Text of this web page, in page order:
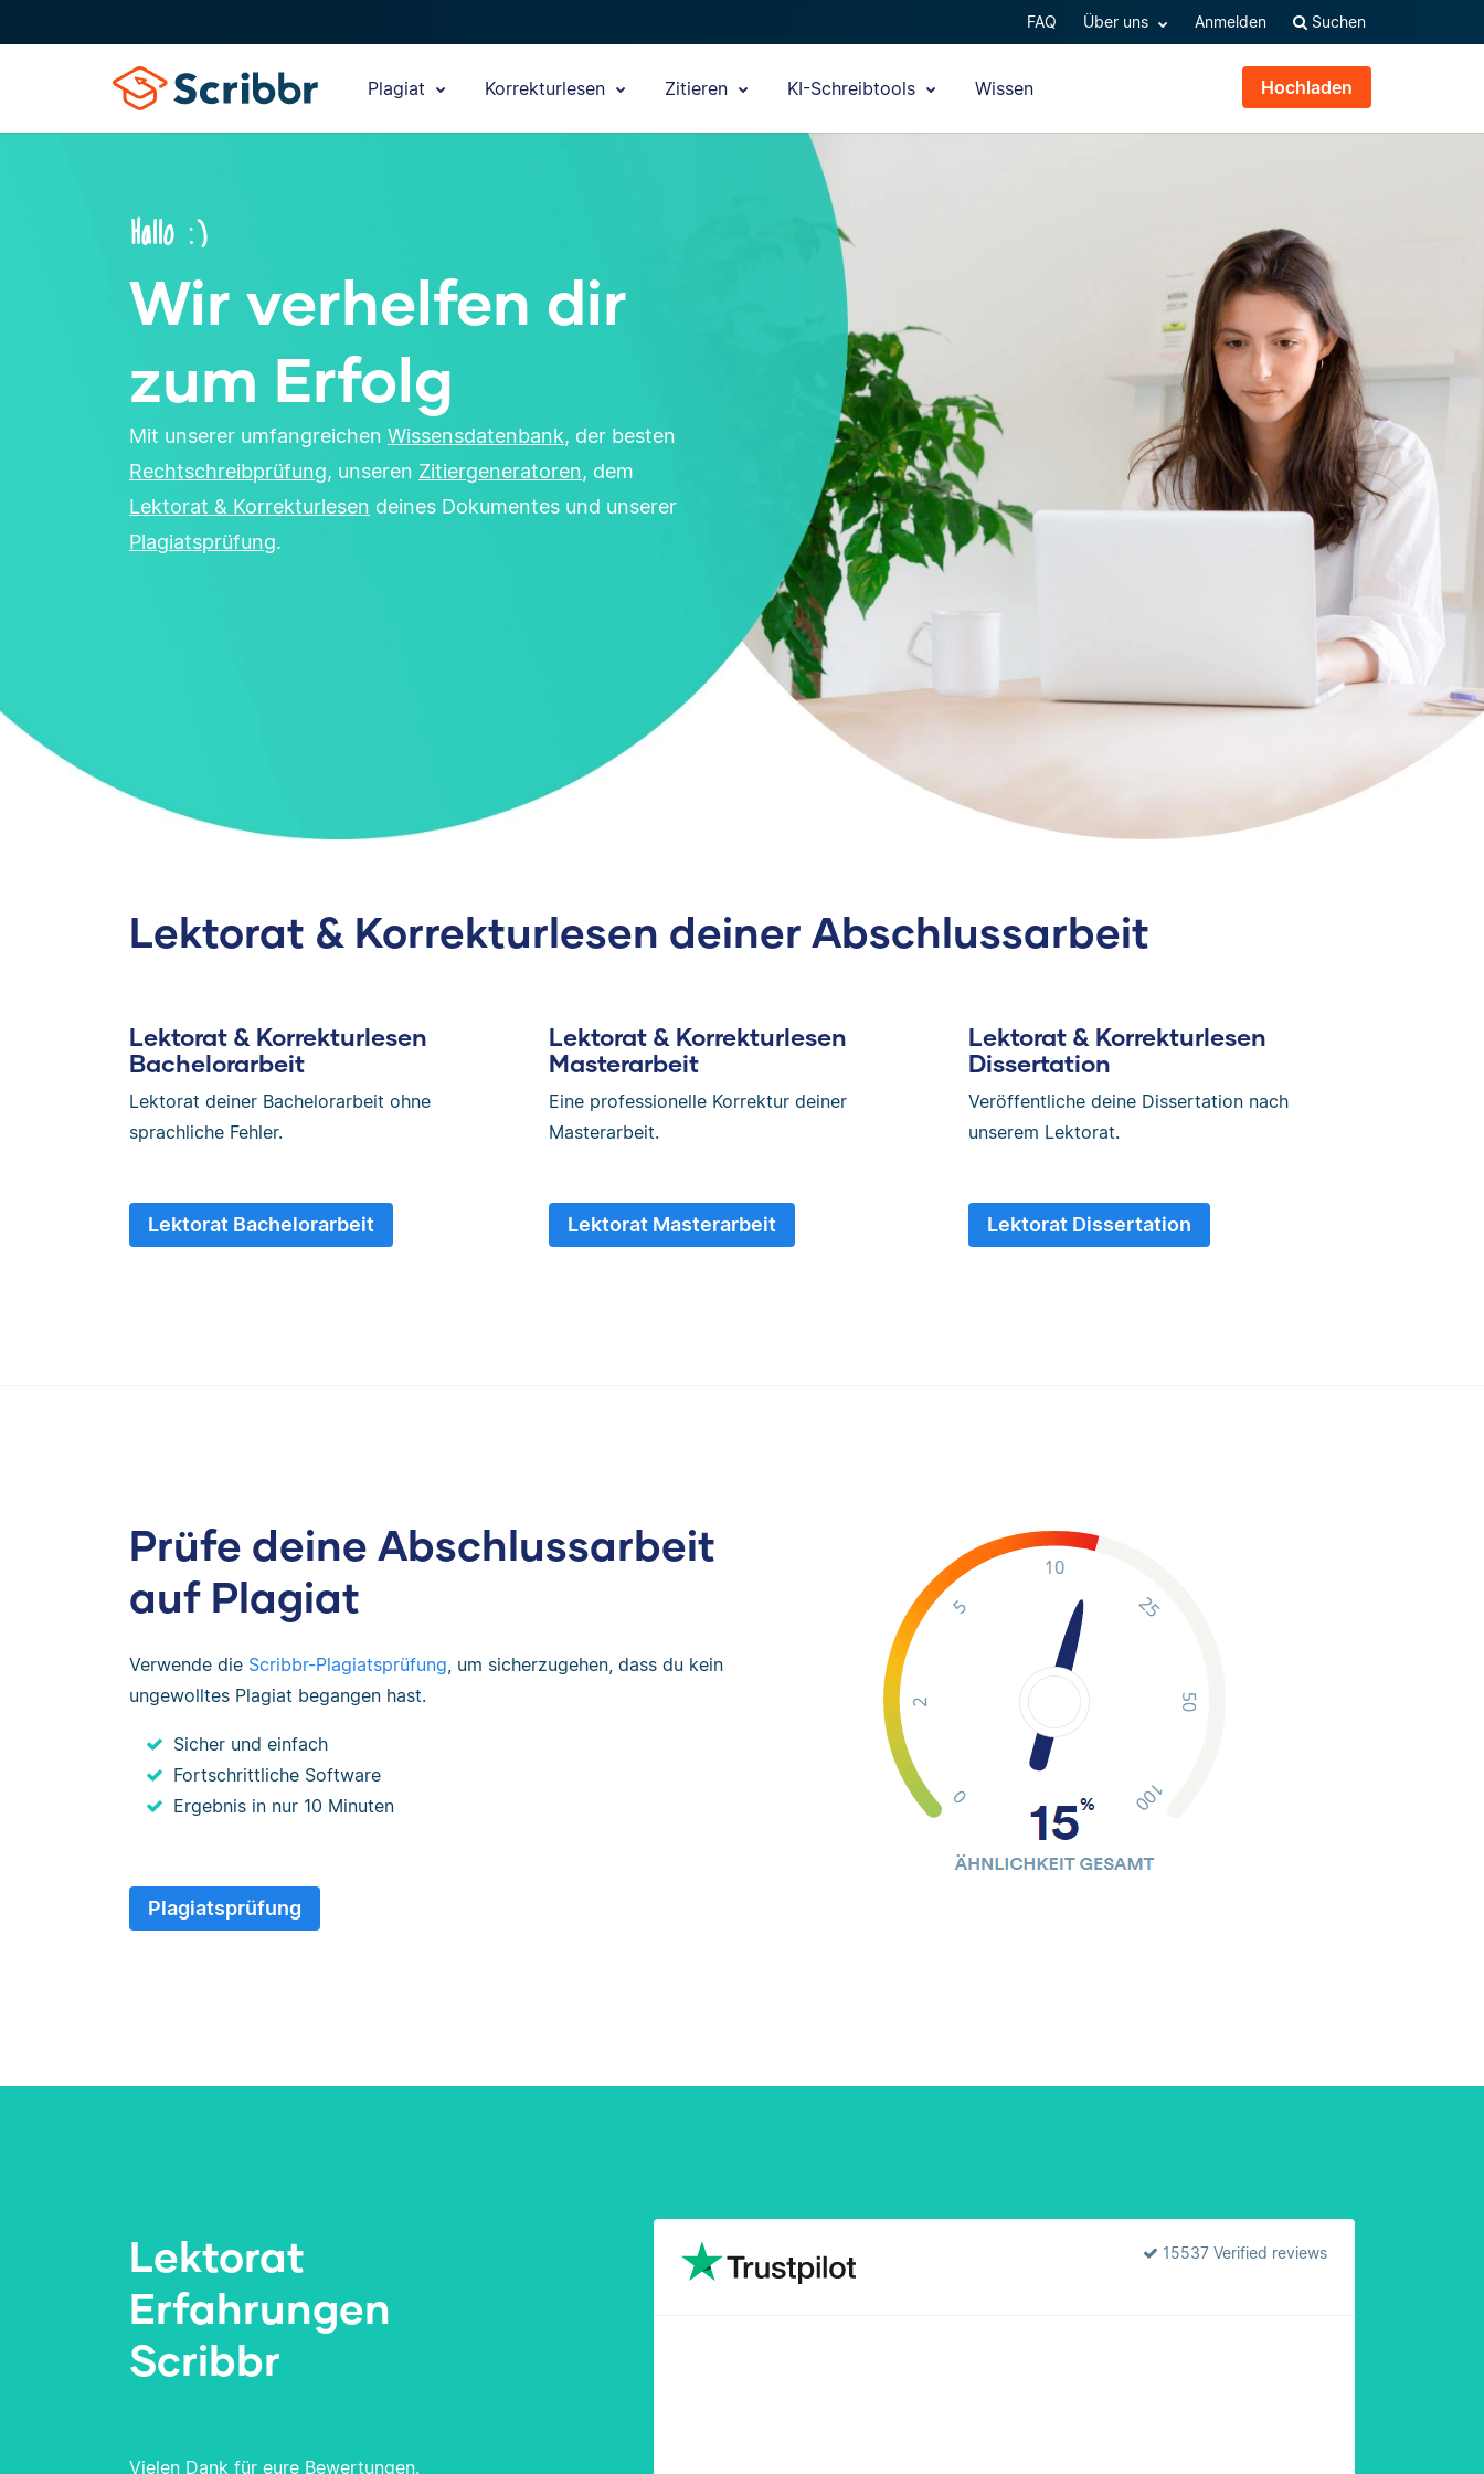
FAQ Über uns Anmelden Suchen
Plagiat Korrekturlesen Zitieren KI-Schreibtools Wissen Hochladen
Hallo :)
Wir verhelfen dir
zum Erfolg
Mit unserer umfangreichen Wissensdatenbank, der besten
Rechtschreibprüfung, unseren Zitiergeneratoren, dem
Lektorat & Korrekturlesen deines Dokumentes und unserer
Plagiatsprüfung.
Lektorat & Korrekturlesen deiner Abschlussarbeit
Lektorat & Korrekturlesen
Bachelorarbeit
Lektorat deiner Bachelorarbeit ohne
sprachliche Fehler.
Lektorat Bachelorarbeit
Lektorat & Korrekturlesen
Masterarbeit
Eine professionelle Korrektur deiner
Masterarbeit.
Lektorat Masterarbeit
Lektorat & Korrekturlesen
Dissertation
Veröffentliche deine Dissertation nach
unserem Lektorat.
Lektorat Dissertation
Prüfe deine Abschlussarbeit
auf Plagiat
Verwende die Scribbr-Plagiatsprüfung, um sicherzugehen, dass du kein
ungewolltes Plagiat begangen hast.
Sicher und einfach
Fortschrittliche Software
Ergebnis in nur 10 Minuten
Plagiatsprüfung
Lektorat
Erfahrungen
Scribbr
Vielen Dank für eure Bewertungen.
15537 Verified reviews